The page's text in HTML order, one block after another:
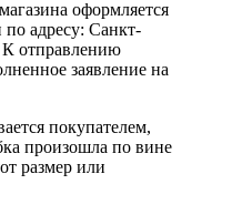
оформляется
адресу: Санкт-
К отправлению
заявление на
покупателем,
произошла по вине
размер или